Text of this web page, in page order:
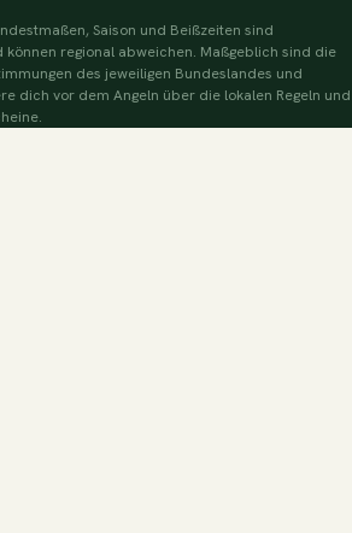
Saison und Beißzeiten sind
regional abweichen. Maßgeblich sind die
des jeweiligen Bundeslandes und
dich vor dem Angeln über die lokalen Regeln und